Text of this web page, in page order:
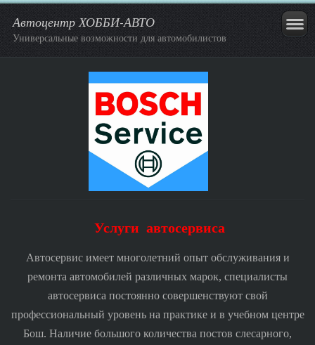
Автоцентр ХОББИ-АВТО
Универсальные возможности для автомобилистов
Услуги автосервиса
Автосервис имеет многолетний опыт обслуживания и
ремонта автомобилей различных марок, специалисты
автосервиса постоянно совершенствуют свой
профессиональный уровень на практике и в учебном центре
Бош. Наличие большого количества постов слесарного,